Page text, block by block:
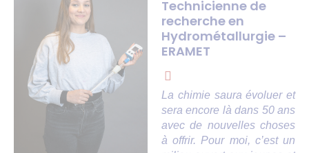
Technicienne de
recherche en
Hydrométallurgie –
ERAMET
La chimie saura évoluer et
sera encore là dans 50 ans
avec de nouvelles choses
à offrir. Pour moi, c’est un